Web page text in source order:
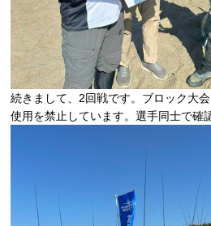
続きまして、2回戦です。ブロック大
使用を禁止しています。選手同士で確